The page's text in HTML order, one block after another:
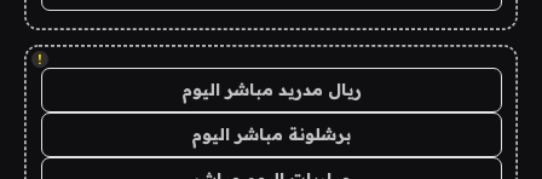
!
ريال مدريد مباشر اليوم
برشلونة مباشر اليوم